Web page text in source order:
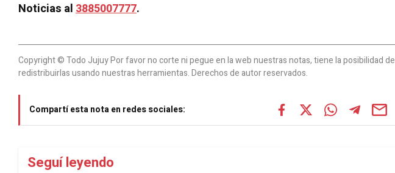
Noticias al3885007777.
Copyright © Todo Jujuy Por favor no corte ni pegue en la web nuestras notas, tiene la posibilidad de
redistribuirlas usando nuestras herramientas. Derechos de autor reservados.
Compartí esta nota en redes sociales:
Seguí leyendo